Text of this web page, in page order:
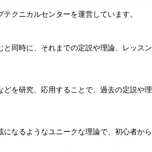
クニカルセンターを運営しています。
同時に、それまでの定説や理論、レッスン
を研究、応用することで、過去の定説や理
なるようなユニークな理論で、初心者から